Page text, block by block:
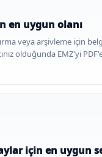
en uygun olanı
veya arşivleme için
olduğunda EMZ'yi
için en uygun